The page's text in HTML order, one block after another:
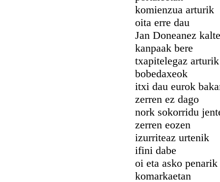
komienzua arturik
oita erre dau
Jan Doneanez
kanpaak bere
txapitelegaz arturik
bobedaxeok
itxi dau eurok
zerren ez dago
nork sokorridu
zerren eozen
izurriteaz urtenik
ifini dabe
oi eta asko penarik
komarkaetan